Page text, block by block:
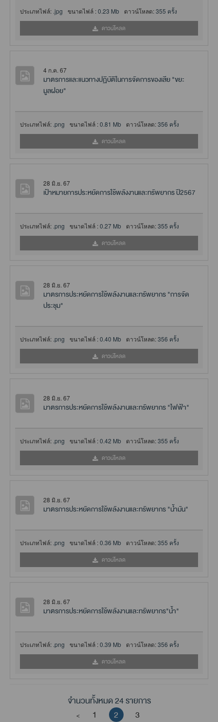
ประเภทไฟล์: .jpg ขนาดไฟล์ :0.23 Mb ดาวน์โหลด:355 ครั้ง
ดาวน์โหลด
4 ก.ค. 67
มาตรการและแนวทางปฏิบัติในการจัดการของเสีย "ขยะ
มูลฝอย"
ประเภทไฟล์: .png ขนาดไฟล์ :0.81 Mb ดาวน์โหลด:356 ครั้ง
ดาวน์โหลด
28 มิ.ย. 67
เป้าหมายการประหยัดการใช้พลังงานและทรัพยากร ปี2567
ประเภทไฟล์: .png ขนาดไฟล์ :0.27 Mb ดาวน์โหลด:355 ครั้ง
ดาวน์โหลด
28 มิ.ย. 67
มาตรการประหยัดการใช้พลังงานและทรัพยากร "การจัด
ประชุม"
ประเภทไฟล์: .png ขนาดไฟล์ :0.40 Mb ดาวน์โหลด:356 ครั้ง
ดาวน์โหลด
28 มิ.ย. 67
มาตรการประหยัดการใช้พลังงานและทรัพยากร "ไฟฟ้า"
ประเภทไฟล์: .png ขนาดไฟล์ :0.42 Mb ดาวน์โหลด:355 ครั้ง
ดาวน์โหลด
28 มิ.ย. 67
มาตรการประหยัดการใช้พลังงานและทรัพยากร "น้ำมัน"
ประเภทไฟล์: .png ขนาดไฟล์ :0.36 Mb ดาวน์โหลด:355 ครั้ง
ดาวน์โหลด
28 มิ.ย. 67
มาตรการประหยัดการใช้พลังงานและทรัพยากร"น้ำ"
ประเภทไฟล์: .png ขนาดไฟล์ :0.39 Mb ดาวน์โหลด:356 ครั้ง
ดาวน์โหลด
จำนวนทั้งหมด 24 รายการ
< 1 2 3